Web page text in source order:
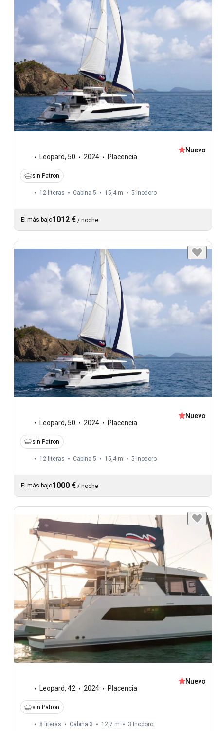
Leopard, 50 2024 Placencia
Nuevo
sin Patron
12 literas Cabina 5 15,4 m 5 Inodoro
El más bajo1012 € / noche
Leopard, 50 2024 Placencia
Nuevo
sin Patron
12 literas Cabina 5 15,4 m 5 Inodoro
El más bajo1000 € / noche
Leopard, 42 2024 Placencia
Nuevo
sin Patron
8 literas Cabina 3 12,7 m 3 Inodoro